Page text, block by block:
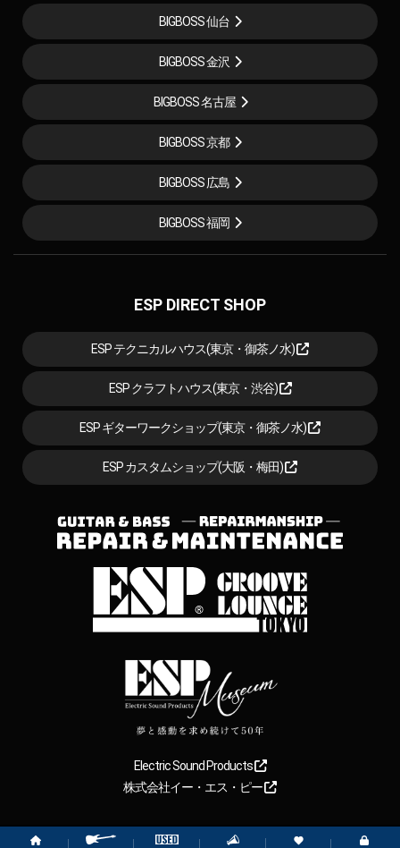
BIGBOSS 仙台
BIGBOSS 金沢
BIGBOSS 名古屋
BIGBOSS 京都
BIGBOSS 広島
BIGBOSS 福岡
ESP DIRECT SHOP
ESP テクニカルハウス(東京・御茶ノ水)
ESP クラフトハウス(東京・渋谷)
ESP ギターワークショップ(東京・御茶ノ水)
ESP カスタムショップ(大阪・梅田)
Electric Sound Products
株式会社イー・エス・ピー
Copyright 2026【ESP直営】BIGBOSS オンラインマーケット(ギター＆